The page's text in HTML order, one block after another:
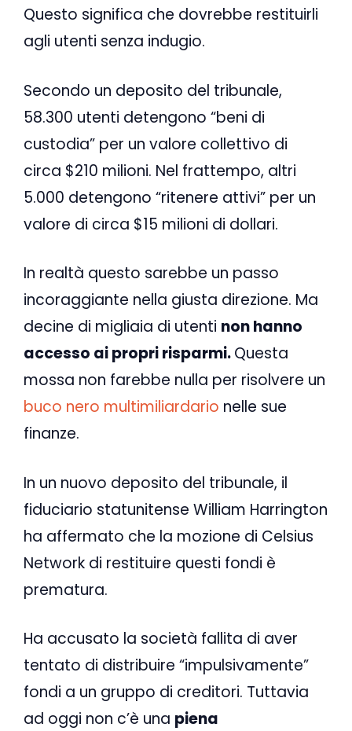
Questo significa che dovrebbe restituirli
agli utenti senza indugio.
Secondo un deposito del tribunale,
58.300 utenti detengono “beni di
custodia” per un valore collettivo di
circa $210 milioni. Nel frattempo, altri
5.000 detengono “ritenere attivi” per un
valore di circa $15 milioni di dollari.
In realtà questo sarebbe un passo
incoraggiante nella giusta direzione. Ma
decine di migliaia di utenti non hanno
accesso ai propri risparmi.Questa
mossa non farebbe nulla per risolvere un
buco nero multimiliardario nelle sue
finanze.
In un nuovo deposito del tribunale, il
fiduciario statunitense William Harrington
ha affermato che la mozione di Celsius
Network di restituire questi fondi è
prematura.
Ha accusato la società fallita di aver
tentato di distribuire “impulsivamente”
fondi a un gruppo di creditori. Tuttavia
ad oggi non c’è una piena